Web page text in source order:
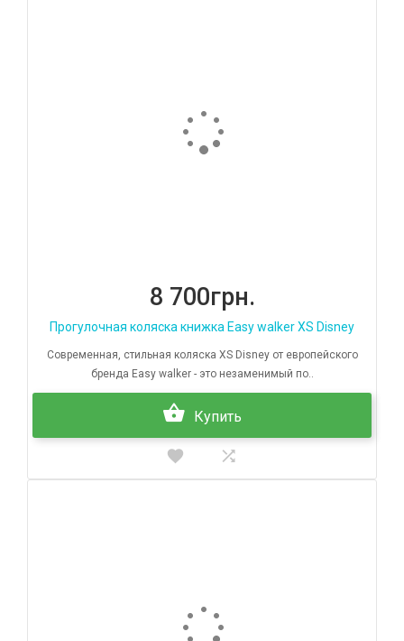
8 700грн.
Прогулочная коляска книжка Easy walker XS Disney
Современная, стильная коляска XS Disney от европейского
бренда Easy walker - это незаменимый по..
Купить